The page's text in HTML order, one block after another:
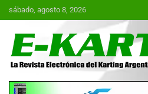
Saltar
al
sábado, agosto 8, 2026
E-Kart.com.ar |